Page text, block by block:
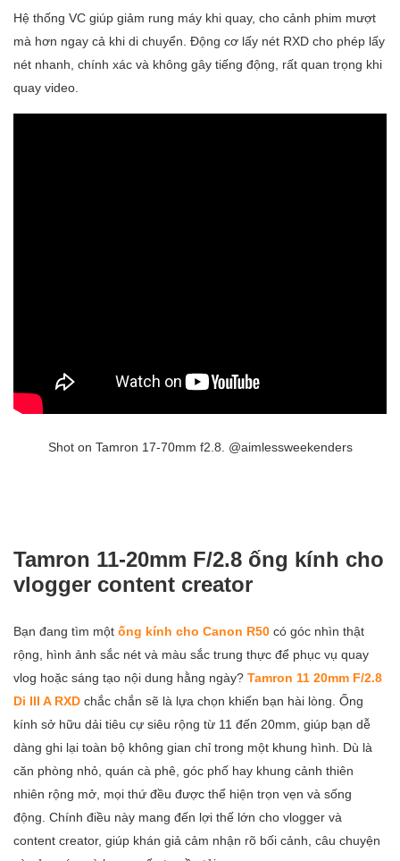
Hệ thống VC giúp giảm rung máy khi quay, cho cảnh phim mượt
mà hơn ngay cả khi di chuyển. Động cơ lấy nét RXD cho phép lấy
nét nhanh, chính xác và không gây tiếng động, rất quan trọng khi
quay video.
Shot on Tamron 17-70mm f2.8. @aimlessweekenders
Tamron 11-20mm F/2.8 ống kính cho
vlogger content creator
Bạn đang tìm một ống kính cho Canon R50 có góc nhìn thật
rộng, hình ảnh sắc nét và màu sắc trung thực để phục vụ quay
vlog hoặc sáng tạo nội dung hằng ngày? Tamron 11 20mm F/2.8
Di III A RXD chắc chắn sẽ là lựa chọn khiến bạn hài lòng. Ống
kính sở hữu dải tiêu cự siêu rộng từ 11 đến 20mm, giúp bạn dễ
dàng ghi lại toàn bộ không gian chỉ trong một khung hình. Dù là
căn phòng nhỏ, quán cà phê, góc phố hay khung cảnh thiên
nhiên rộng mở, mọi thứ đều được thể hiện trọn vẹn và sống
động. Chính điều này mang đến lợi thế lớn cho vlogger và
content creator, giúp khán giả cảm nhận rõ bối cảnh, câu chuyện